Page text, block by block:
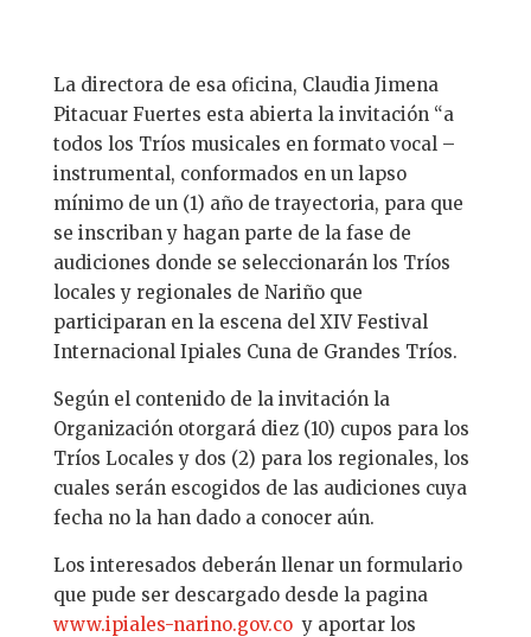
La directora de esa oficina, Claudia Jimena
Pitacuar Fuertes esta abierta la invitación “a
todos los Tríos musicales en formato vocal –
instrumental, conformados en un lapso
mínimo de un (1) año de trayectoria, para que
se inscriban y hagan parte de la fase de
audiciones donde se seleccionarán los Tríos
locales y regionales de Nariño que
participaran en la escena del XIV Festival
Internacional Ipiales Cuna de Grandes Tríos.
Según el contenido de la invitación la
Organización otorgará diez (10) cupos para los
Tríos Locales y dos (2) para los regionales, los
cuales serán escogidos de las audiciones cuya
fecha no la han dado a conocer aún.
Los interesados deberán llenar un formulario
que pude ser descargado desde la pagina
www.ipiales-narino.gov.coy aportar los